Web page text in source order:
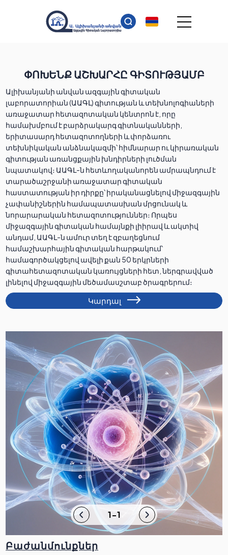
ՓՈԽԵՆՔ ԱՇԽԱՐՀԸ ԳԻՏՈՒԹՅԱՄԲ
Ալիխանյանի անվան ազգային գիտական
լաբորատորիան (ԱԱԳԼ) գիտության և տեխնոլոգիաների
առաջատար հետազոտական կենտրոն է, որը
համախմբում է բարձրակարգ գիտնականների,
երիտասարդ հետազոտողների և փորձառու
տեխնիկական անձնակազմի՝ հիմնարար ու կիրառական
գիտության առանցքային խնդիրների լուծման
նպատակով։ ԱԱԳԼ-ն հետևողականորեն ամրապնդում է
տարածաշրջանի առաջատար գիտական
հաստատության իր դիրքը՝ իրականացնելով միջազգային
չափանիշներին համապատասխան մրցունակ և
նորարարական հետազոտություններ։ Որպես
միջազգային գիտական համայնքի լիիրավ և ակտիվ
անդամ, ԱԱԳԼ-ն ամուր տեղ է զբաղեցնում
համաշխարհային գիտական հարթակում՝
համագործակցելով ավելի քան 50 երկրների
գիտահետազոտական կառույցների հետ, ներգրավված
լինելով միջազգային մեծամասշտաբ ծրագրերում։
Կարդալ
1-1
Բաժանմունքներ